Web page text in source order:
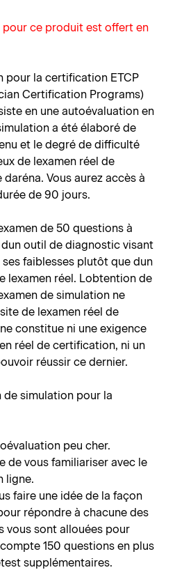
pour ce produit est offert en
pour la certification ETCP
Certification Programs)
en une autoévaluation en
a été élaboré de
et le degré de difficulté
de lexamen réel de
Vous aurez accès à
de 90 jours.
de 50 questions à
outil de diagnostic visant
faiblesses plutôt que dun
lexamen réel. Lobtention de
de simulation ne
de lexamen réel de
constitue ni une exigence
réel de certification, ni un
réussir ce dernier.
de simulation pour la
peu cher.
de vous familiariser avec le
ligne.
faire une idée de la façon
répondre à chacune des
vous sont allouées pour
150 questions en plus
supplémentaires.